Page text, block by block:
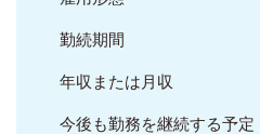
勤続期間
年収または月収
今後も勤務を継続する予定